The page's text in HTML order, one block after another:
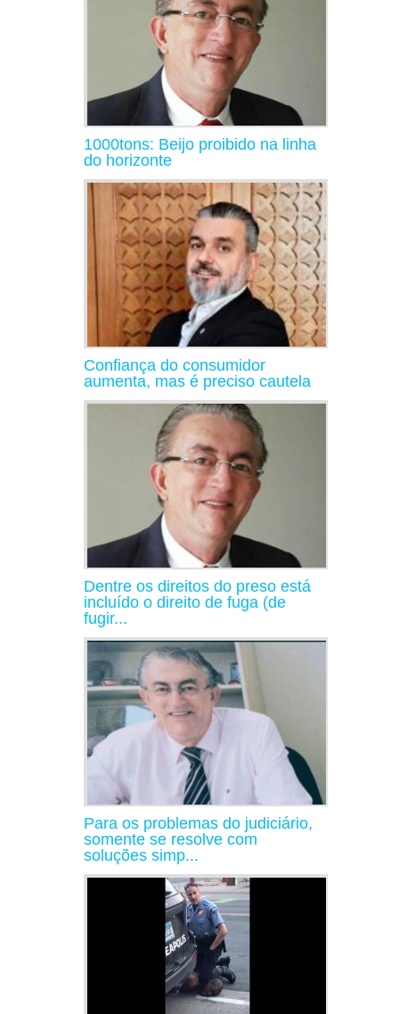
1000tons: Beijo proibido na linha
do horizonte
Confiança do consumidor
aumenta, mas é preciso cautela
Dentre os direitos do preso está
incluído o direito de fuga (de
fugir...
Para os problemas do judiciário,
somente se resolve com
soluções simp...